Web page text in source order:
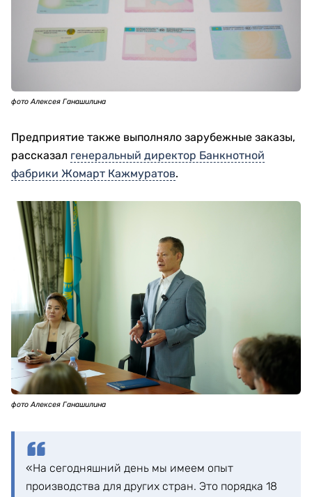
фото Алексея Ганашилина
Предприятие также выполняло зарубежные заказы,
рассказал генеральный директор Банкнотной
фабрики Жомарт Кажмуратов.
фото Алексея Ганашилина
«На сегодняшний день мы имеем опыт
производства для других стран. Это порядка 18